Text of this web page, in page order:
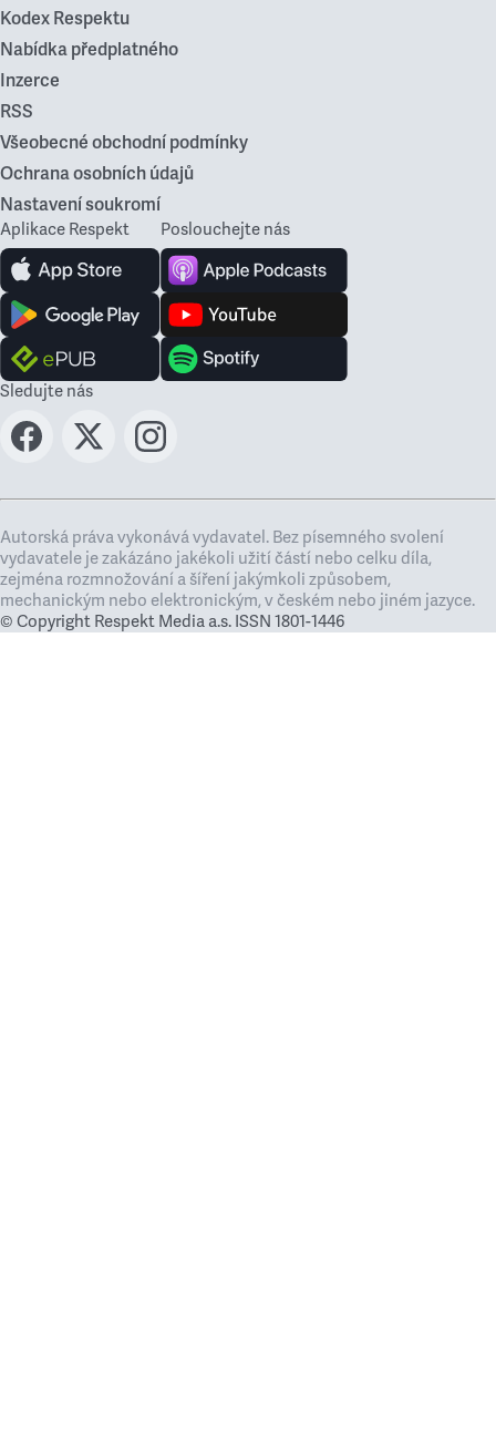
Kodex Respektu
Nabídka předplatného
Inzerce
RSS
Všeobecné obchodní podmínky
Ochrana osobních údajů
Nastavení soukromí
Aplikace Respekt Poslouchejte nás
Sledujte nás
Autorská práva vykonává vydavatel. Bez písemného svolení
vydavatele je zakázáno jakékoli užití částí nebo celku díla,
zejména rozmnožování a šíření jakýmkoli způsobem,
mechanickým nebo elektronickým, v českém nebo jiném jazyce.
© Copyright Respekt Media a.s. ISSN 1801-1446